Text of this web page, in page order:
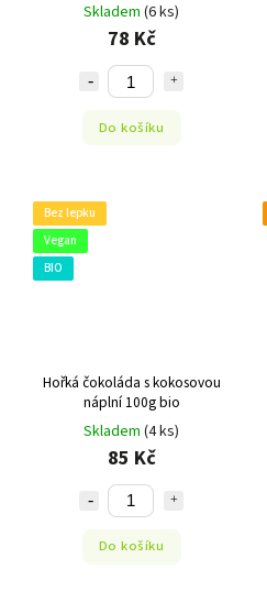
Skladem (6 ks)
78 Kč
Do košíku
Bez lepku
Vegan
BIO
Hořká čokoláda s kokosovou
náplní 100g bio
Skladem (4 ks)
85 Kč
Do košíku